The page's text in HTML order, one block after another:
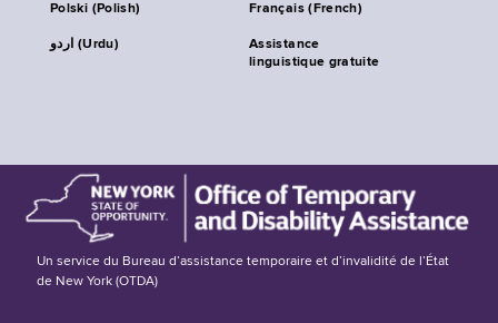
Polski (Polish) Français (French)
اردو (Urdu)
Assistance
linguistique gratuite
Un service du Bureau d’assistance temporaire et d’invalidité de l’État
de New York (OTDA)